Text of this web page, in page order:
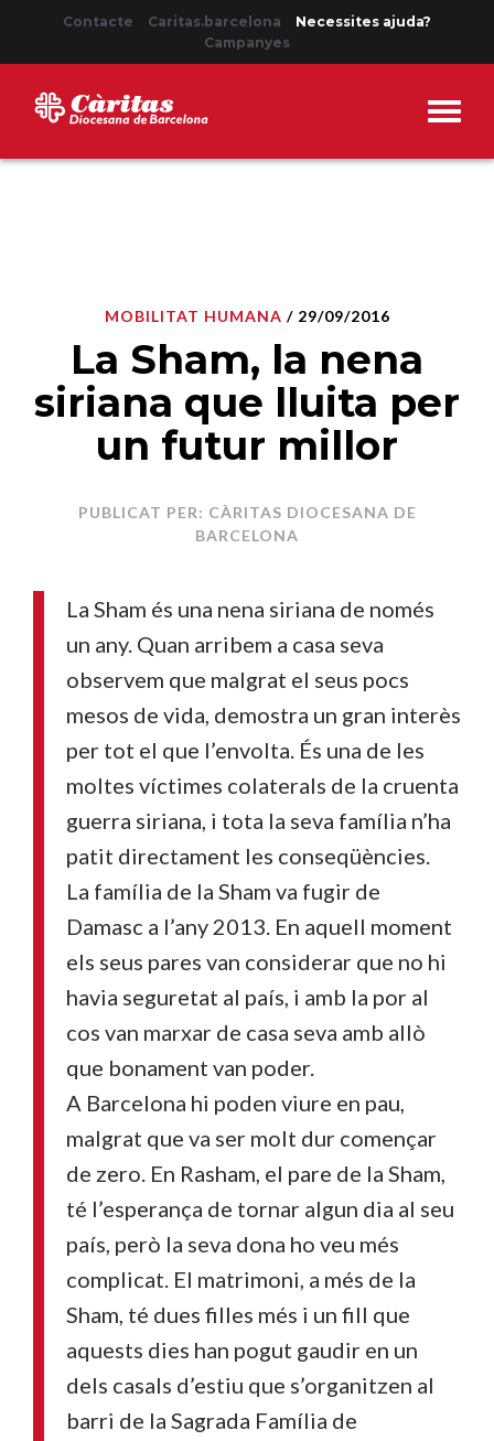
Contacte Caritas.barcelona
Necessites ajuda?
Campanyes
MOBILITAT HUMANA / 29/09/2016
La Sham, la nena
siriana que lluita per
un futur millor
PUBLICAT PER: CÀRITAS DIOCESANA DE
BARCELONA
La Sham és una nena siriana de només
un any. Quan arribem a casa seva
observem que malgrat el seus pocs
mesos de vida, demostra un gran interès
per tot el que l’envolta. És una de les
moltes víctimes colaterals de la cruenta
guerra siriana, i tota la seva família n’ha
patit directament les conseqüències.
La família de la Sham va fugir de
Damasc a l’any 2013. En aquell moment
els seus pares van considerar que no hi
havia seguretat al país, i amb la por al
cos van marxar de casa seva amb allò
que bonament van poder.
A Barcelona hi poden viure en pau,
malgrat que va ser molt dur començar
de zero. En Rasham, el pare de la Sham,
té l’esperança de tornar algun dia al seu
país, però la seva dona ho veu més
complicat. El matrimoni, a més de la
Sham, té dues filles més i un fill que
aquests dies han pogut gaudir en un
dels casals d’estiu que s’organitzen al
barri de la Sagrada Família de